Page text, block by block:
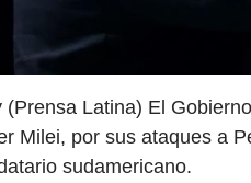
(Prensa Latina) El
Milei, por sus ataques a
sudamericano.